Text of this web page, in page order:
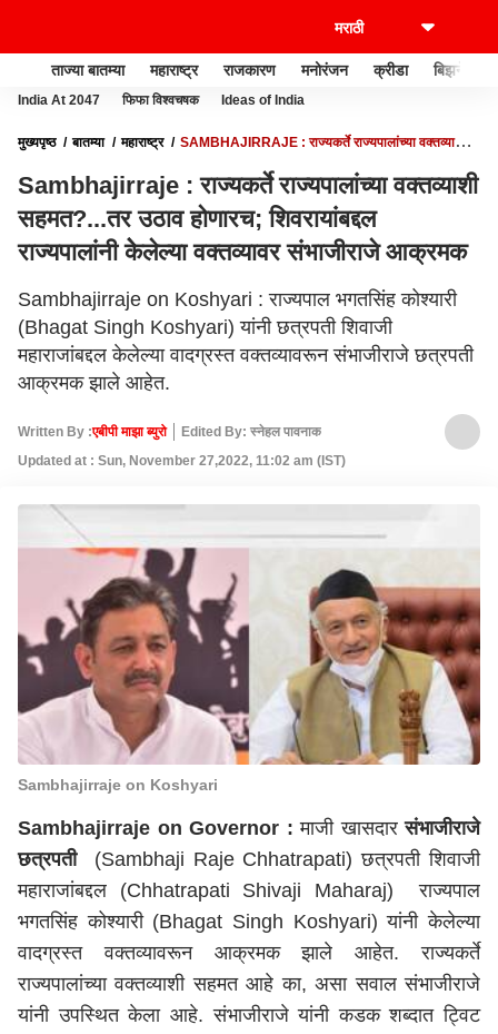
ताज्या बातम्या महाराष्ट्र राजकारण मनोरंजन क्रीडा बिझनेस
India At 2047 फिफा विश्वचषक Ideas of India
मुख्यपृष्ठ बातम्या महाराष्ट्र
SAMBHAJIRRAJE : राज्यकर्ते राज्यपालांच्या वक्तव्याशी
Sambhajirraje : राज्यकर्ते राज्यपालांच्या वक्तव्याशी
सहमत?...तर उठाव होणारच; शिवरायांबद्दल
राज्यपालांनी केेलेल्या वक्तव्यावर संभाजीराजे आक्रमक
Sambhajirraje on Koshyari : राज्यपाल भगतसिंह कोश्यारी
(Bhagat Singh Koshyari) यांनी छत्रपती शिवाजी
महाराजांबद्दल केलेल्या वादग्रस्त वक्तव्यावरून संभाजीराजे छत्रपती
आक्रमक झाले आहेत.
Written By :एबीपी माझा ब्युरो
Edited By: स्नेहल पावनाक
Updated at : Sun, November 27,2022, 11:02 am (IST)
Sambhajirraje on Koshyari
Sambhajirraje on Governor : माजी खासदारसंभाजीराजे
छत्रपती(Sambhaji Raje Chhatrapati) छत्रपती शिवाजी
महाराजांबद्दल (Chhatrapati Shivaji Maharaj) राज्यपाल
भगतसिंह कोश्यारी (Bhagat Singh Koshyari) यांनी केलेल्या
वादग्रस्त वक्तव्यावरून आक्रमक झाले आहेत. राज्यकर्ते
राज्यपालांच्या वक्तव्याशी सहमत आहे का, असा सवाल संभाजीराजे
यांनी उपस्थित केला आहे. संभाजीराजे यांनी कडक शब्दात ट्विट